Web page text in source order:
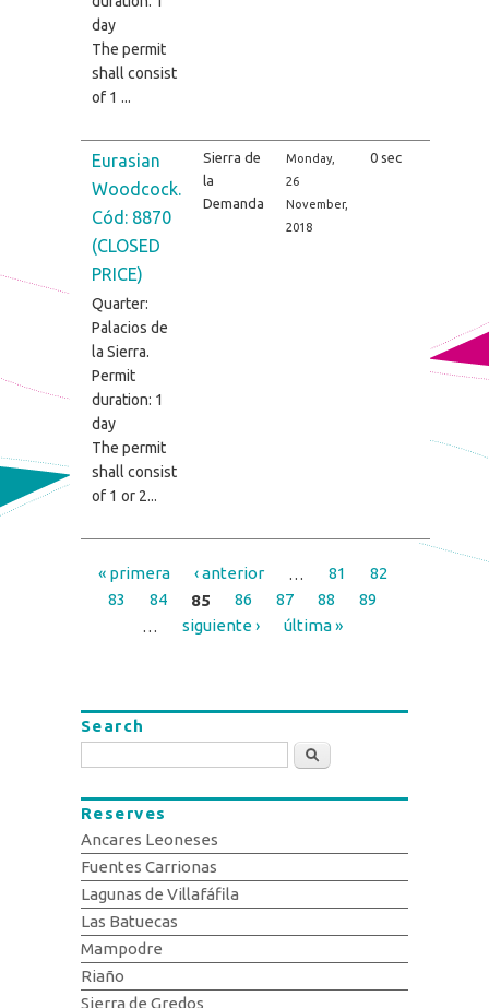
day
The permit
shall consist
of 1 ...
Eurasian
Woodcock.
Cód: 8870
(CLOSED
PRICE)
Quarter:
Palacios de
la Sierra.
Permit
duration: 1
day
The permit
shall consist
of 1 or 2...
Sierra de
la
Demanda
Monday,
26
November,
2018
0 sec
Pages
« primera ‹ anterior … 81
82
83
84 85 86 87 88
89
…
siguiente › última »
Search
Search
Reserves
Ancares Leoneses
Fuentes Carrionas
Lagunas de Villafáfila
Las Batuecas
Mampodre
Riaño
Sierra de Gredos